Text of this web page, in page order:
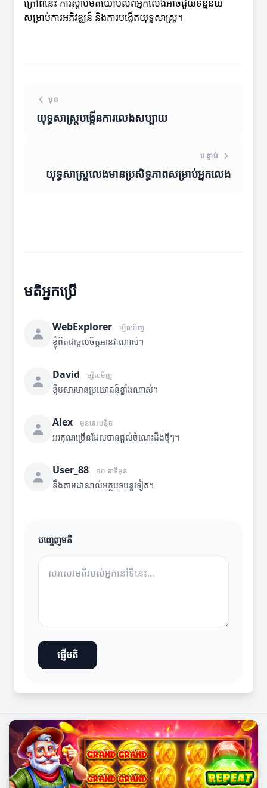
ក្រៅពីនេះ ការស្តាប់មតិយោបល់ពីអ្នកលេងអាចជួយទិន្នន័យ
សម្រាប់ការអភិវឌ្ឍន៍ និងការបង្កើតយុទ្ធសាស្ត្រ។
មុន
យុទ្ធសាស្ត្របង្កើនការលេងសប្បាយ
បន្ទាប់
យុទ្ធសាស្ត្រលេងមានប្រសិទ្ធភាពសម្រាប់អ្នកលេង
មតិអ្នកប្រើ
WebExplorer ម្សិលមិញ
ខ្ញុំពិតជាចូលចិត្តអានវាណាស់។
David ម្សិលមិញ
ខ្លឹមសារមានប្រយោជន៍ខ្លាំងណាស់។
Alex មុននេះបន្តិច
អរគុណច្រើនដែលបានផ្តល់ចំណេះដឹងថ្មីៗ។
User_88 ១០ នាទីមុន
នឹងតាមដានរាល់អត្ថបទបន្តទៀត។
បញ្ចេញមតិ
ផ្ញើមតិ